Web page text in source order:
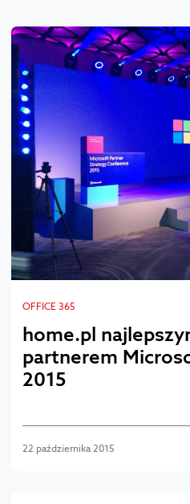
OFFICE 365
home.pl
partnerem
2015
22 października 2015